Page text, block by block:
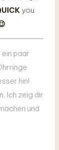
you
ein paar
hin!
Ich zeig dir
und